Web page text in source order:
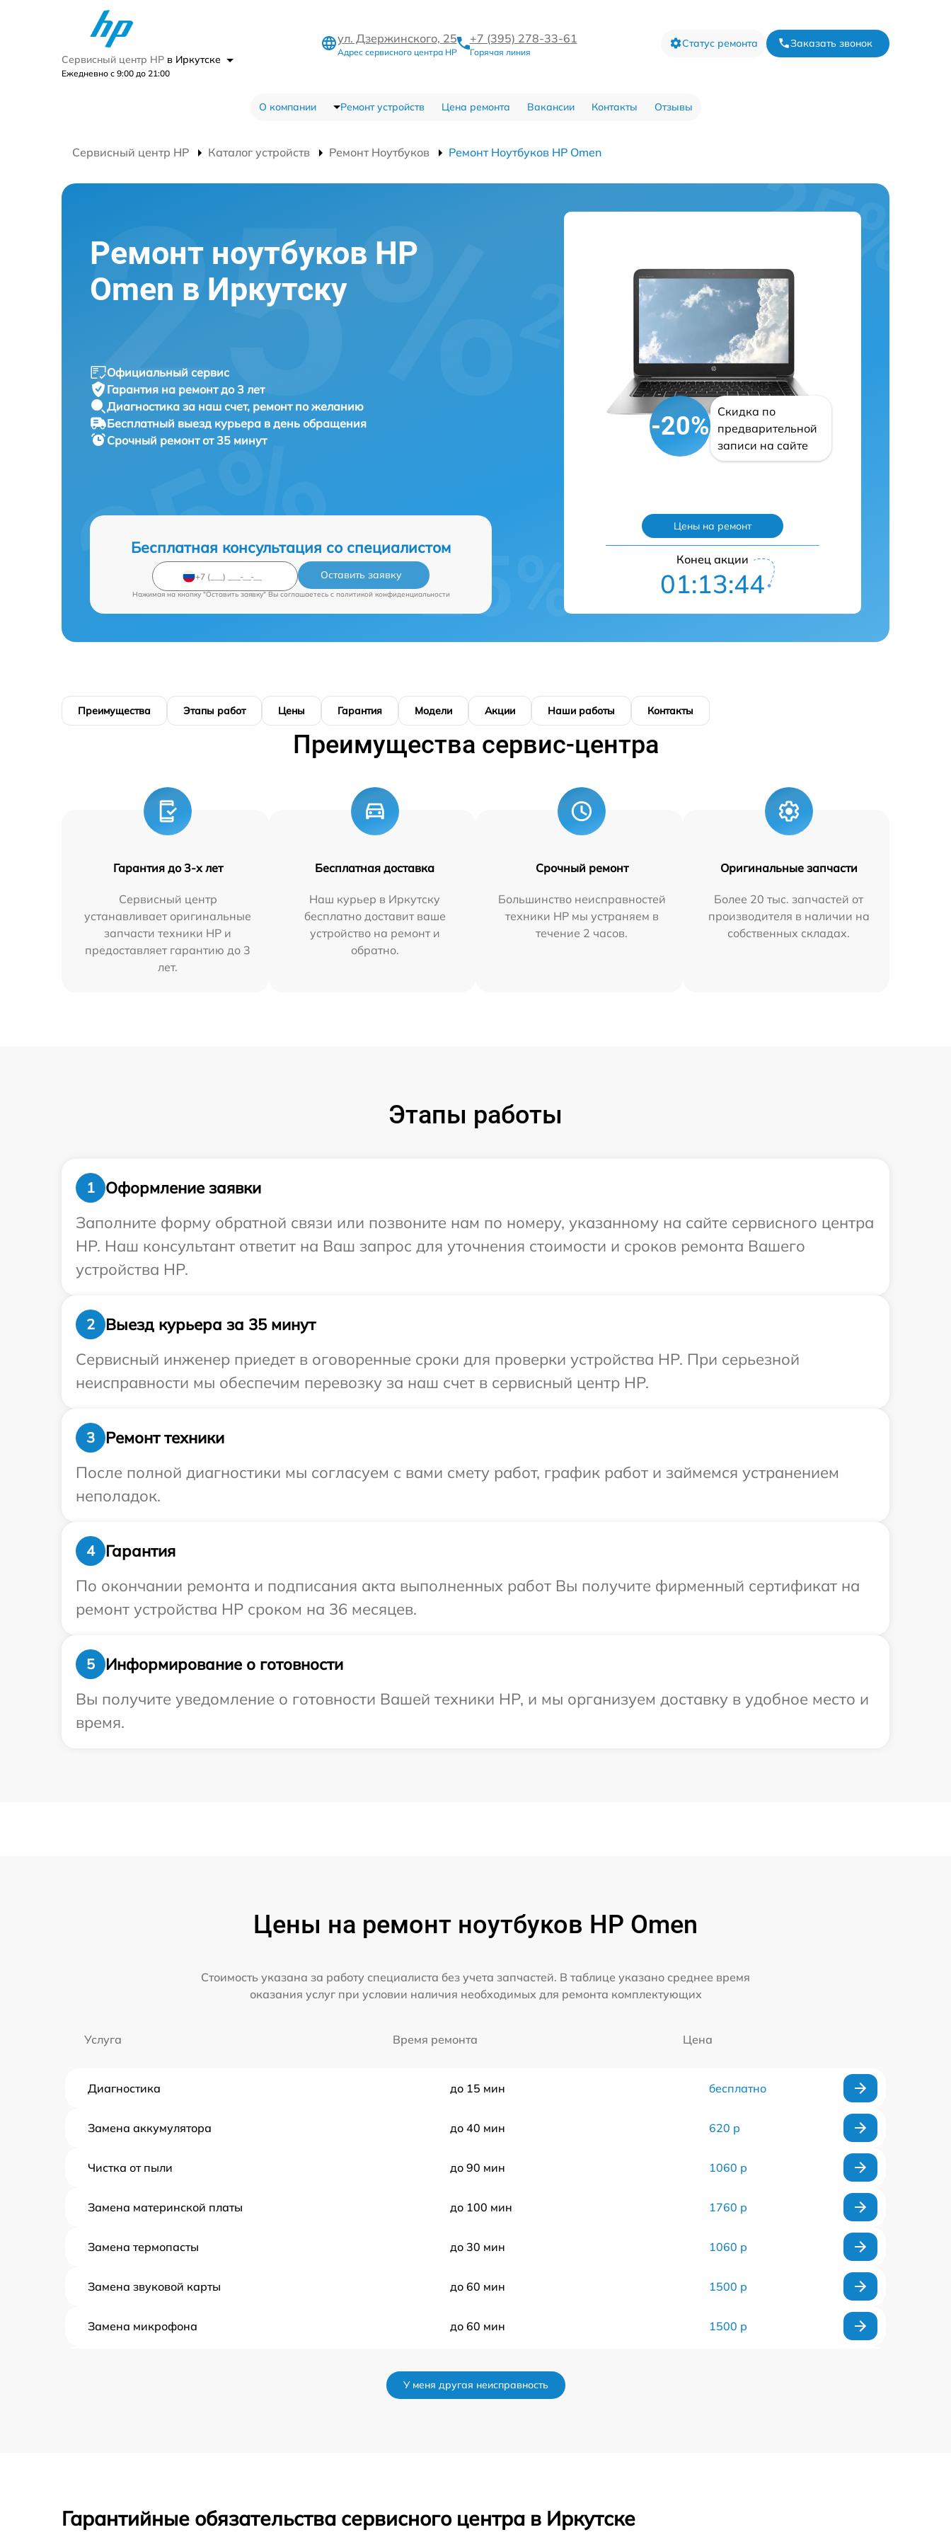
Сервисный центр HP в Иркутске
Ежедневно с 9:00 до 21:00
ул. Дзержинского, 25
Адрес сервисного центра HP
+7 (395) 278-33-61
Горячая линия
Статус ремонта Заказать звонок
О компании Ремонт устройств Цена ремонта Вакансии Контакты Отзывы
Сервисный центр HP Каталог устройств Ремонт Ноутбуков Ремонт Ноутбуков HP Omen
Ремонт ноутбуков HP
Omen в Иркутску
Официальный сервис
Гарантия на ремонт до 3 лет
Диагностика за наш счет, ремонт по желанию
Бесплатный выезд курьера в день обращения
Срочный ремонт от 35 минут
Бесплатная консультация со специалистом
Оставить заявку
Нажимая на кнопку "Оставить заявку" Вы соглашаетесь c политикой конфиденциальности
-20%
Скидка по
предварительной
записи на сайте
Цены на ремонт
Конец акции
01:13:43
Преимущества Этапы работ Цены Гарантия Модели Акции Наши работы Контакты
Преимущества сервис-центра
Гарантия до 3-х лет
Сервисный центр
устанавливает оригинальные
запчасти техники HP и
предоставляет гарантию до 3
лет.
Бесплатная доставка
Наш курьер в Иркутску
бесплатно доставит ваше
устройство на ремонт и
обратно.
Срочный ремонт
Большинство неисправностей
техники HP мы устраняем в
течение 2 часов.
Оригинальные запчасти
Более 20 тыс. запчастей от
производителя в наличии на
собственных складах.
Этапы работы
1
Оформление заявки
Заполните форму обратной связи или позвоните нам по номеру, указанному на сайте сервисного центра
HP. Наш консультант ответит на Ваш запрос для уточнения стоимости и сроков ремонта Вашего
устройства HP.
2
Выезд курьера за 35 минут
Сервисный инженер приедет в оговоренные сроки для проверки устройства HP. При серьезной
неисправности мы обеспечим перевозку за наш счет в сервисный центр HP.
3
Ремонт техники
После полной диагностики мы согласуем с вами смету работ, график работ и займемся устранением
неполадок.
4
Гарантия
По окончании ремонта и подписания акта выполненных работ Вы получите фирменный сертификат на
ремонт устройства HP сроком на 36 месяцев.
5
Информирование о готовности
Вы получите уведомление о готовности Вашей техники HP, и мы организуем доставку в удобное место и
время.
Цены на ремонт ноутбуков HP Omen
Стоимость указана за работу специалиста без учета запчастей. В таблице указано среднее время
оказания услуг при условии наличия необходимых для ремонта комплектующих
Услуга Время ремонта Цена
Диагностика до 15 мин бесплатно
Замена аккумулятора до 40 мин 620 р
Чистка от пыли до 90 мин 1060 р
Замена материнской платы до 100 мин 1760 р
Замена термопасты до 30 мин 1060 р
Замена звуковой карты до 60 мин 1500 р
Замена микрофона до 60 мин 1500 р
Замена шлейфа матрицы до 60 мин
У меня другая неисправность
Гарантийные обязательства сервисного центра в Иркутске